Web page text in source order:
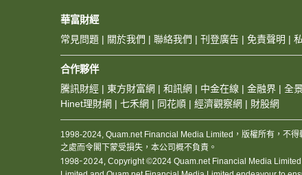
華富財經
常見問題 | 關於我們 | 聯絡我們 | 刊登廣告 | 免責聲明 |
合作夥伴
騰訊財經 | 東方財富網 | 和訊網 | 中金在線 | 金融界 | 全
Hinet理財網 | 七禾網 | 同花順 | 經濟觀察網 | 財股網
1998-2024, Quam.net Financial Media Limited，版權所有，不
之處而令閣下蒙受損失，本公司概不負責。
1998-2024, Copyright ©2024 Quam.net Financial Media